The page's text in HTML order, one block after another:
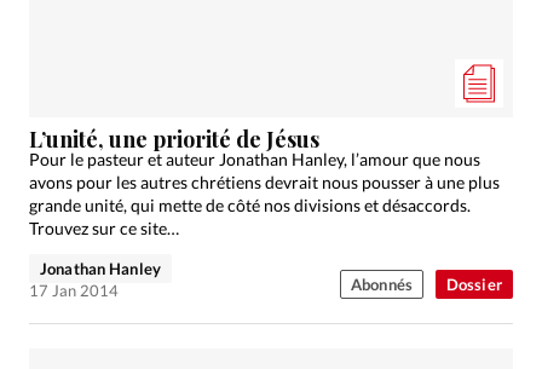
Dossier
L’unité, une priorité de Jésus
Pour le pasteur et auteur Jonathan Hanley, l’amour que nous
avons pour les autres chrétiens devrait nous pousser à une plus
grande unité, qui mette de côté nos divisions et désaccords.
Trouvez sur ce site…
Jonathan Hanley
17 Jan 2014
Abonnés